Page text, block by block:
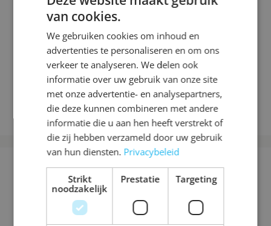
Deze tattoo tekening voor Shading is omgezet naar een
eps vector bestand om te dienen als logo
EMBOSSING PHOTOSHOP
OMZETTEN NAAR VECTOR
BESTAND
van cookies.
We gebruiken cookies om inhoud en
advertenties te personaliseren en om ons
verkeer te analyseren. We delen ook
informatie over uw gebruik van onze site
met onze advertentie- en analysepartners,
die deze kunnen combineren met andere
informatie die u aan hen heeft verstrekt of
die zij hebben verzameld door uw gebruik
van hun diensten. Privacybeleid
Strikt
noodzakelijk
Prestatie Targeting